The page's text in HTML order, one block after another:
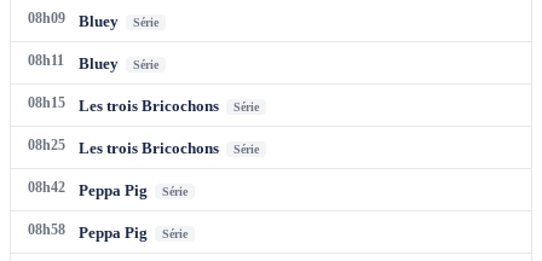
08h09 Bluey Série
08h11 Bluey Série
08h15 Les trois Bricochons Série
08h25 Les trois Bricochons Série
08h42 Peppa Pig Série
08h58 Peppa Pig Série